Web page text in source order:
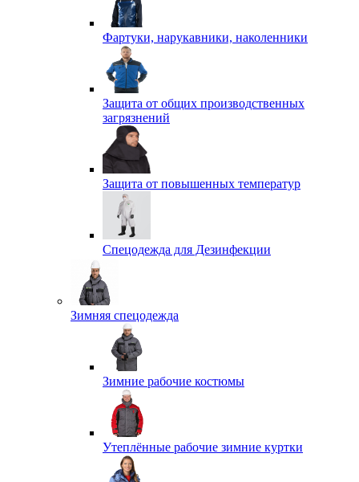
Фартуки, нарукавники, наколенники
Защита от общих производственных
загрязнений
Защита от повышенных температур
Спецодежда для Дезинфекции
Зимняя спецодежда
Зимние рабочие костюмы
Утеплённые рабочие зимние куртки